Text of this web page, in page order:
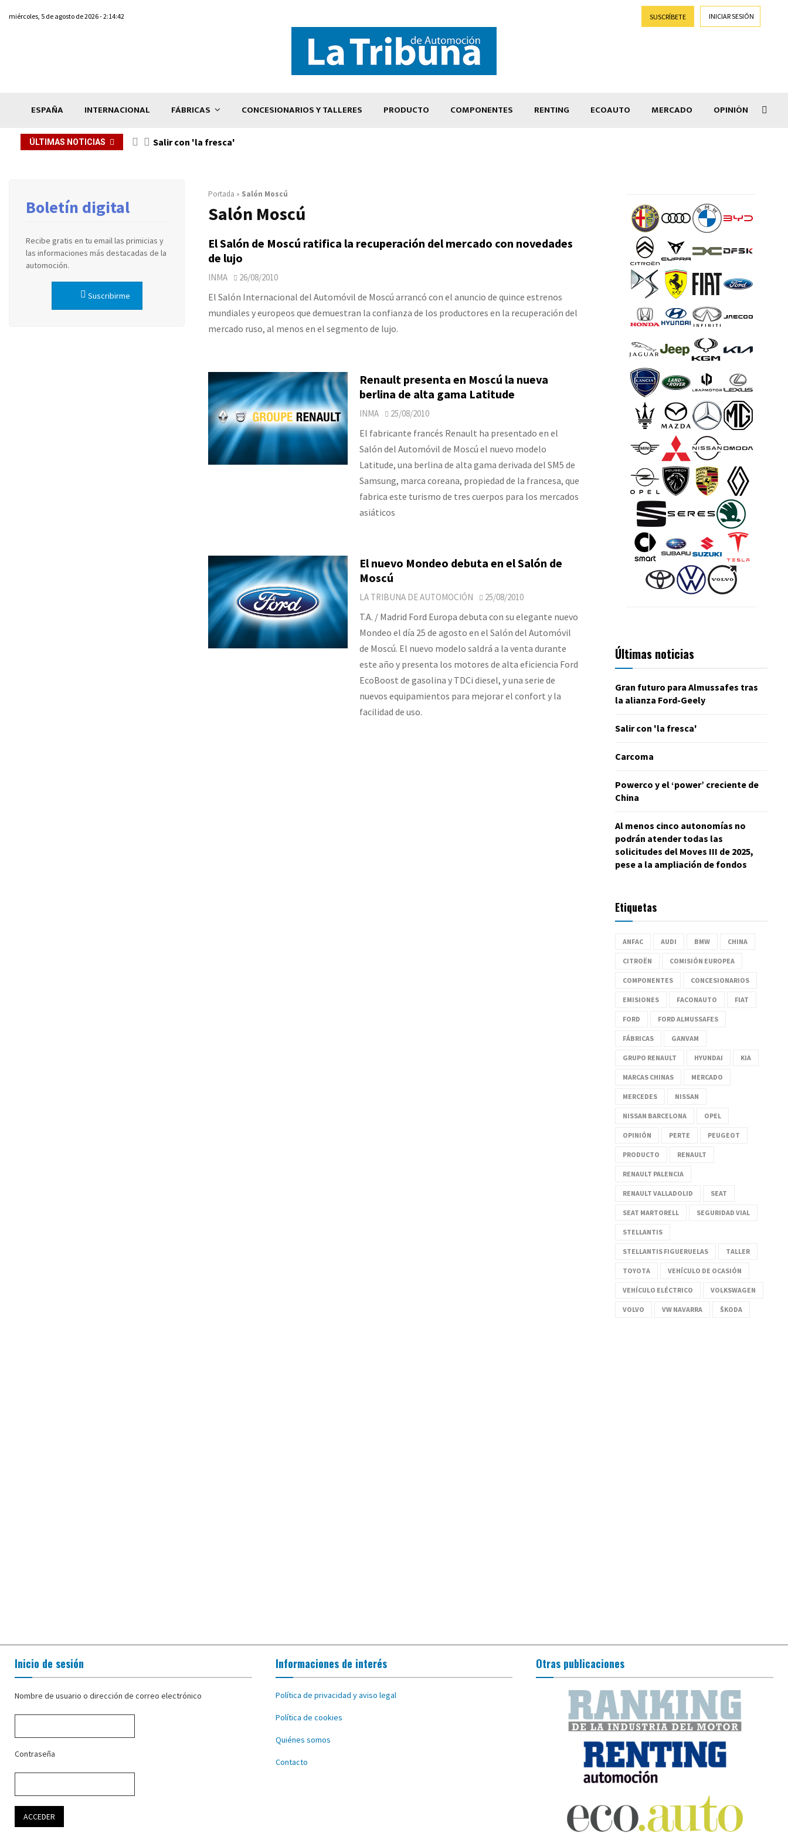
miércoles, 5 de agosto de 2026 - 2:14:42 SUSCRÍBETE INICIAR SESIÓN
ESPAÑA INTERNACIONAL FÁBRICAS CONCESIONARIOS Y TALLERES PRODUCTO COMPONENTES RENTING ECOAUTO MERCADO OPINIÓN
ÚLTIMAS NOTICIAS Salir con 'la fresca'
Portada » Salón Moscú
Salón Moscú
El Salón de Moscú ratifica la recuperación del mercado con novedades
de lujo
INMA 26/08/2010
El Salón Internacional del Automóvil de Moscú arrancó con el anuncio de quince estrenos
mundiales y europeos que demuestran la confianza de los productores en la recuperación del
mercado ruso, al menos en el segmento de lujo.
Renault presenta en Moscú la nueva
berlina de alta gama Latitude
INMA 25/08/2010
El fabricante francés Renault ha presentado en el
Salón del Automóvil de Moscú el nuevo modelo
Latitude, una berlina de alta gama derivada del SM5 de
Samsung, marca coreana, propiedad de la francesa, que
fabrica este turismo de tres cuerpos para los mercados
asiáticos
El nuevo Mondeo debuta en el Salón de
Moscú
LA TRIBUNA DE AUTOMOCIÓN 25/08/2010
T.A. / Madrid Ford Europa debuta con su elegante nuevo
Mondeo el día 25 de agosto en el Salón del Automóvil
de Moscú. El nuevo modelo saldrá a la venta durante
este año y presenta los motores de alta eficiencia Ford
EcoBoost de gasolina y TDCi diesel, y una serie de
nuevos equipamientos para mejorar el confort y la
facilidad de uso.
Boletín digital
Recibe gratis en tu email las primicias y
las informaciones más destacadas de la
automoción.
Suscribirme
Últimas noticias
Gran futuro para Almussafes tras
la alianza Ford-Geely
Salir con 'la fresca'
Carcoma
Powerco y el ‘power’ creciente de
China
Al menos cinco autonomías no
podrán atender todas las
solicitudes del Moves III de 2025,
pese a la ampliación de fondos
Etiquetas
ANFAC AUDI BMW CHINA
CITROËN COMISIÓN EUROPEA
COMPONENTES CONCESIONARIOS
EMISIONES FACONAUTO FIAT
FORD FORD ALMUSSAFES
FÁBRICAS GANVAM
GRUPO RENAULT HYUNDAI KIA
MARCAS CHINAS MERCADO
MERCEDES NISSAN
NISSAN BARCELONA OPEL
OPINIÓN PERTE PEUGEOT
PRODUCTO RENAULT
RENAULT PALENCIA
RENAULT VALLADOLID SEAT
SEAT MARTORELL SEGURIDAD VIAL
STELLANTIS
STELLANTIS FIGUERUELAS TALLER
TOYOTA VEHÍCULO DE OCASIÓN
VEHÍCULO ELÉCTRICO VOLKSWAGEN
VOLVO VW NAVARRA ŠKODA
Inicio de sesión
Nombre de usuario o dirección de correo electrónico
Contraseña
Informaciones de interés
Política de privacidad y aviso legal
Política de cookies
Quiénes somos
Contacto
Otras publicaciones